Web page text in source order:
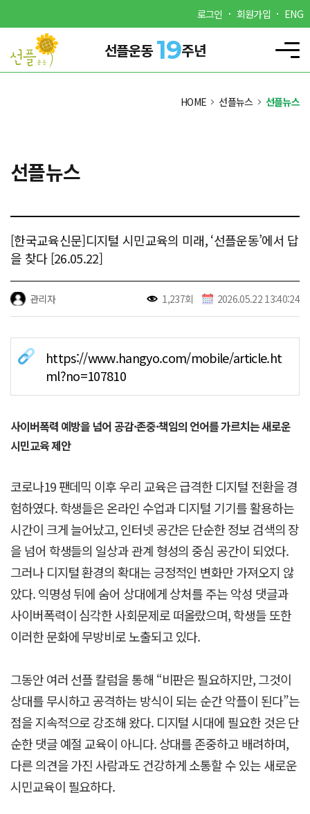
로그인 회원가입 ENG
선플운동 19주년
HOME 선플뉴스 선플뉴스
선플뉴스
[한국교육신문]디지털 시민교육의 미래, ‘선플운동’에서 답
을 찾다 [26.05.22]
관리자 1,237회 2026.05.22 13:40:24
https://www.hangyo.com/mobile/article.ht
ml?no=107810
사이버폭력 예방을 넘어 공감·존중·책임의 언어를 가르치는 새로운
시민교육 제안
코로나19 팬데믹 이후 우리 교육은 급격한 디지털 전환을 경
험하였다. 학생들은 온라인 수업과 디지털 기기를 활용하는
시간이 크게 늘어났고, 인터넷 공간은 단순한 정보 검색의 장
을 넘어 학생들의 일상과 관계 형성의 중심 공간이 되었다.
그러나 디지털 환경의 확대는 긍정적인 변화만 가져오지 않
았다. 익명성 뒤에 숨어 상대에게 상처를 주는 악성 댓글과
사이버폭력이 심각한 사회문제로 떠올랐으며, 학생들 또한
이러한 문화에 무방비로 노출되고 있다.
그동안 여러 선플 칼럼을 통해 “비판은 필요하지만, 그것이
상대를 무시하고 공격하는 방식이 되는 순간 악플이 된다”는
점을 지속적으로 강조해 왔다. 디지털 시대에 필요한 것은 단
순한 댓글 예절 교육이 아니다. 상대를 존중하고 배려하며,
다른 의견을 가진 사람과도 건강하게 소통할 수 있는 새로운
시민교육이 필요하다.